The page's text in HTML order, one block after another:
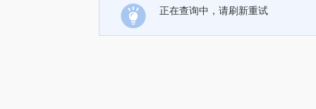
正在查询中，请刷新重试